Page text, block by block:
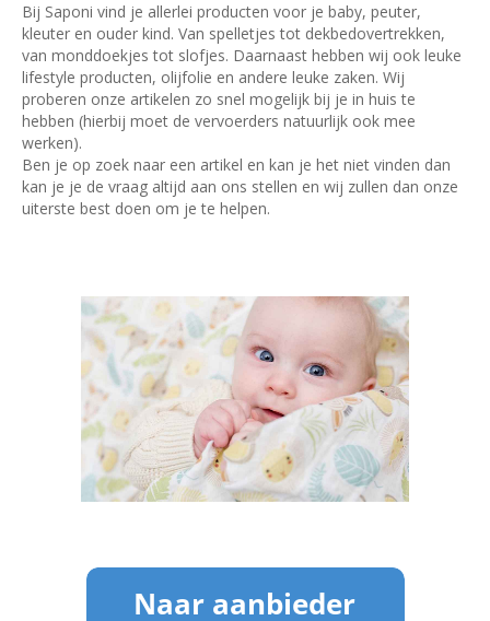
Bij Saponi vind je allerlei producten voor je baby, peuter,
kleuter en ouder kind. Van spelletjes tot dekbedovertrekken,
van monddoekjes tot slofjes. Daarnaast hebben wij ook leuke
lifestyle producten, olijfolie en andere leuke zaken. Wij
proberen onze artikelen zo snel mogelijk bij je in huis te
hebben (hierbij moet de vervoerders natuurlijk ook mee
werken).
Ben je op zoek naar een artikel en kan je het niet vinden dan
kan je je de vraag altijd aan ons stellen en wij zullen dan onze
uiterste best doen om je te helpen.